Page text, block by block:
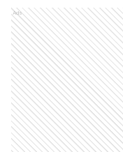
Ads